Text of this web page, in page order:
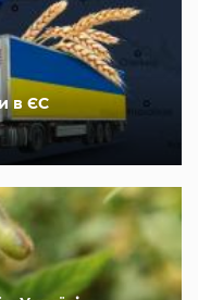
в ЄС